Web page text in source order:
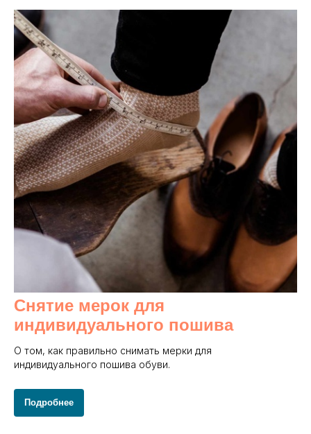
Снятие мерок для
индивидуального пошива
О том, как правильно снимать мерки для
индивидуального пошива обуви.
Подробнее